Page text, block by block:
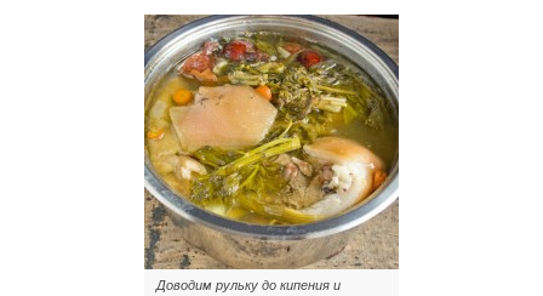
Доводим рульку до кипения и